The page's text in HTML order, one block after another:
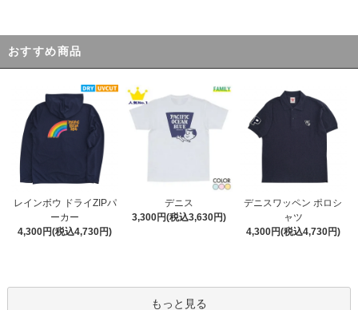
おすすめ商品
レインボウ ドライZIPパ
ーカー
4,300円(税込4,730円)
デニス
3,300円(税込3,630円)
デニスワッペン ポロシ
ャツ
4,300円(税込4,730円)
もっと見る